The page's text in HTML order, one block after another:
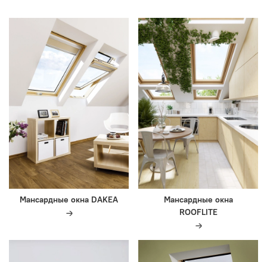
Мансардные окна DAKEA
Мансардные окна
ROOFLITE